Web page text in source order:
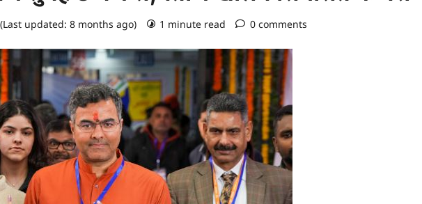
updated: 8 months ago) 1 minute read 0 comments